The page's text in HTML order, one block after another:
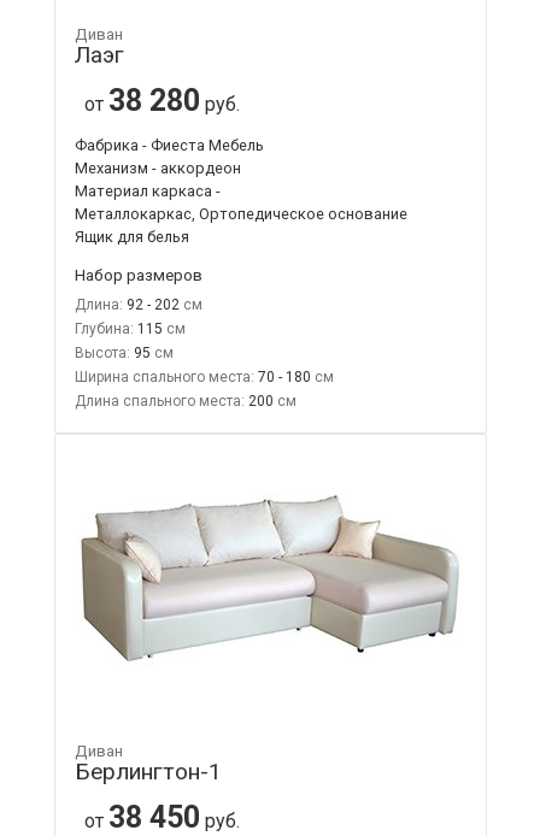
Диван
Лаэг
от 38 280 руб.
Фабрика - Фиеста Мебель
Механизм - аккордеон
Материал каркаса -
Металлокаркас, Ортопедическое основание
Ящик для белья
Набор размеров
Длина: 92 - 202
Глубина: 115
Высота: 95
Ширина спального места: 70 - 180
Длина спального места: 200
Диван
Берлингтон-1
от 38 450 руб.